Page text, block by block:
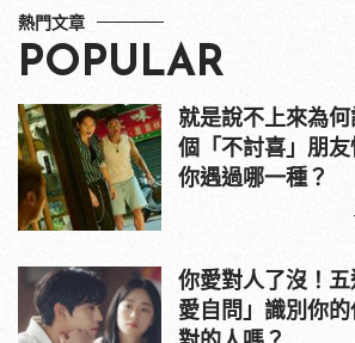
熱門文章
POPULAR
就是說不上來為
個「不討喜」朋友
你遇過哪一種？
你愛對人了沒！
愛自問」識別你